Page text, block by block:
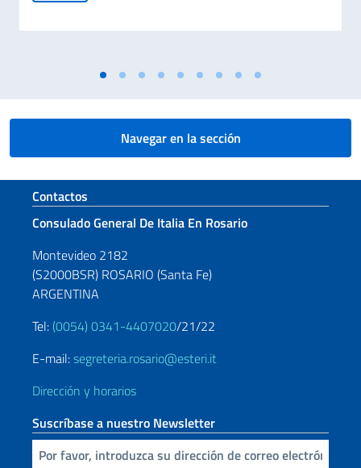
Navegar en la sección
Sezione footer
Contactos
Consulado General De Italia En Rosario
Montevideo 2182
(S2000BSR) ROSARIO (Santa Fe)
ARGENTINA
Tel: (0054) 0341-4407020/21/22
E-mail:segreteria.rosario@esteri.it
Dirección y horarios
Suscríbase a nuestro Newsletter
Inserta tu correo electronico